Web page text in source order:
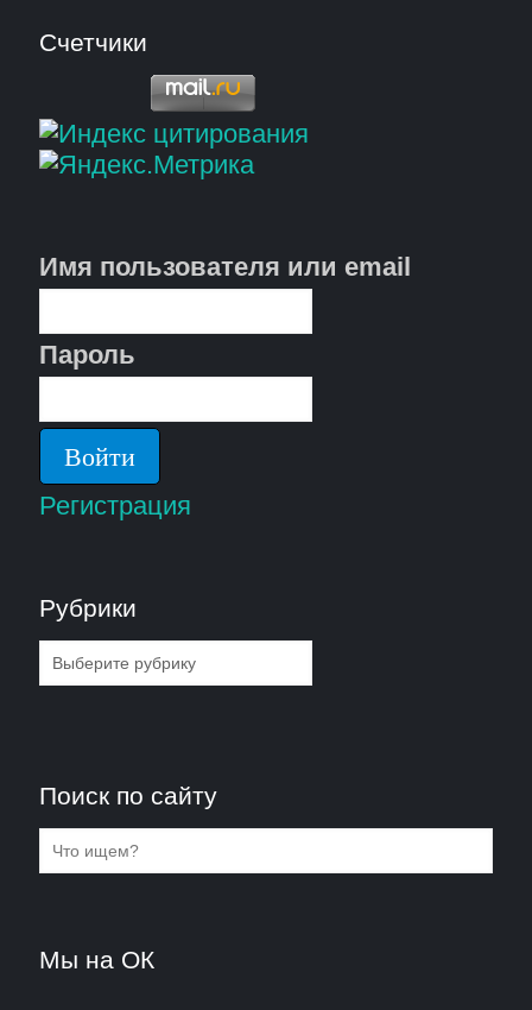
Счетчики
Имя пользователя или email
Пароль
Регистрация
Рубрики
Рубрики
Поиск по сайту
Мы на ОК